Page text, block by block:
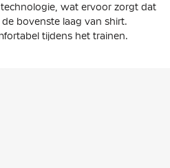
wat ervoor zorgt dat
bovenste laag van shirt.
tijdens het trainen.